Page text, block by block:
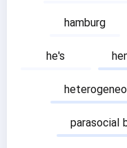
hamburg
he's
parasocial